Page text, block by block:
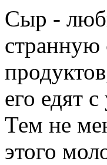
Сыр -
странную
его едят
Тем не
этого